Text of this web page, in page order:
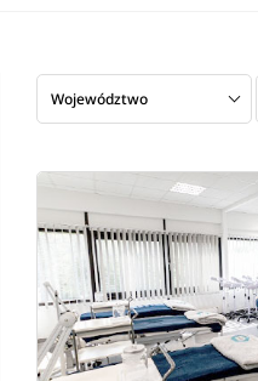
Województwo